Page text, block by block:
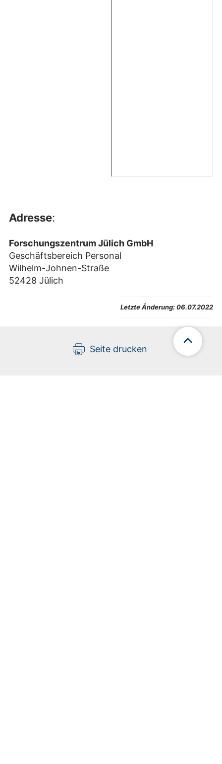
Adresse:
Forschungszentrum Jülich GmbH
Geschäftsbereich Personal
Wilhelm-Johnen-Straße
52428 Jülich
Letzte Änderung:06.07.2022
Seite drucken